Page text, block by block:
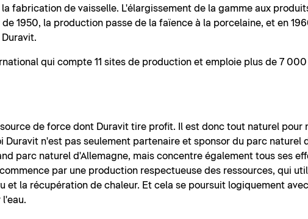
fabrication de vaisselle. L'élargissement de la gamme aux
1950, la production passe de la faïence à la porcelaine, et en
qui compte 11 sites de production et emploie plus de 7
de force dont Duravit tire profit. Il est donc tout naturel pour
Duravit n'est pas seulement partenaire et sponsor du parc naturel
parc naturel d'Allemagne, mais concentre également tous ses
par une production respectueuse des ressources, qui
et la récupération de chaleur. Et cela se poursuit logiquement